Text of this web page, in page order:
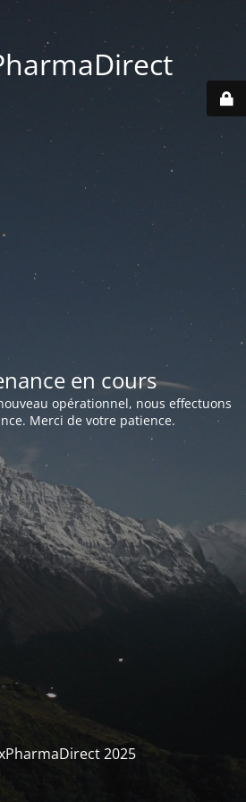
en cours
opérationnel, nous effectuons
Merci de votre patience.
2025